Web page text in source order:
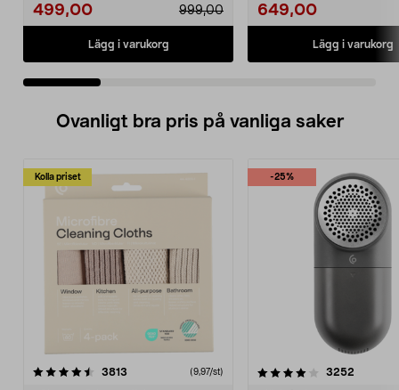
499,00 999,00
Lägg i varukorg
649,00
Lägg i varukorg
Ovanligt bra pris på vanliga saker
Kolla priset
3813 (9,97/st)
-25%
4.0av 5 stjärnor 3252
4.5av 5 stjärnor